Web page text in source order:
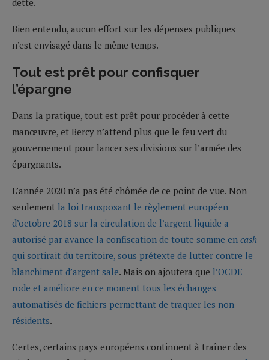
Bien entendu, aucun effort sur les dépenses publiques
n’est envisagé dans le même temps.
Tout est prêt pour confisquer
l’épargne
Dans la pratique, tout est prêt pour procéder à cette
manœuvre, et Bercy n’attend plus que le feu vert du
gouvernement pour lancer ses divisions sur l’armée des
épargnants.
L’année 2020 n’a pas été chômée de ce point de vue. Non
seulement la loi transposant le règlement européen
d’octobre 2018 sur la circulation de l’argent liquide a
autorisé par avance la confiscation de toute somme en cash
qui sortirait du territoire, sous prétexte de lutter contre le
blanchiment d’argent sale. Mais on ajoutera que l’OCDE
rode et améliore en ce moment tous les échanges
automatisés de fichiers permettant de traquer les non-
résidents.
Certes, certains pays européens continuent à traîner des